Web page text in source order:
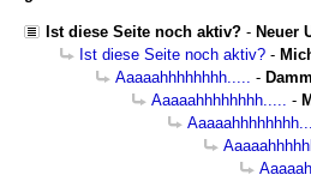
Ist diese Seite noch aktiv? - Neuer
Ist diese Seite noch aktiv? -
Aaaaahhhhhhhh..... -
Aaaaahhhhhhhh..... -